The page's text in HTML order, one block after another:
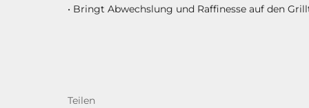
• Bringt Abwechslung und Raffinesse auf den
Teilen